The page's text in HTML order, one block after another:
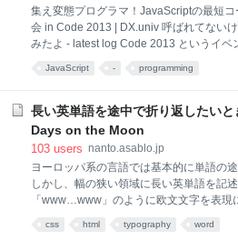
集え変態プログラマ！JavaScriptの最短
会 in Code 2013 | DX.univ 呼ばれてない
みたよ - latest log Code 2013 というイベ
やりたくなったので挑戦してみました。
れだとひとつの文字に対する処理が細切
で、ある文字の出力処理をまとめてやっ
はなく列ごとに処理を進めていくのです
「banner」に取り組んだときは三十六進
え
JavaScript - programming
長い英単語を途中で折り返したい
Days on the Moon
103 users nanto.asablo.jp
ヨーロッパ系の言語では基本的に単語の
しかし、幅の狭い領域に長い英単語を記
「www…www」のように欧文文字を表現
の制御を CSS で行うにはどうすればよ
css html typography word